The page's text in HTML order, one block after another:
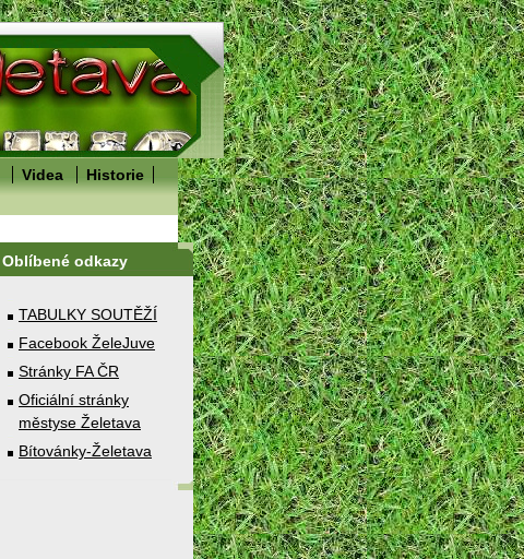
Videa
Historie
Oblíbené odkazy
TABULKY SOUTĚŽÍ
Facebook ŽeleJuve
Stránky FA ČR
Oficiální stránky
městyse Želetava
Bítovánky-Želetava